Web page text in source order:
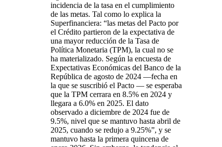
incidencia de la tasa en el cumplimiento
de las metas. Tal como lo explica la
Superfinanciera: “las metas del Pacto por
el Crédito partieron de la expectativa de
una mayor reducción de la Tasa de
Política Monetaria (TPM), la cual no se
ha materializado. Según la encuesta de
Expectativas Económicas del Banco de la
República de agosto de 2024 —fecha en
la que se suscribió el Pacto — se esperaba
que la TPM cerrara en 8.5% en 2024 y
llegara a 6.0% en 2025. El dato
observado a diciembre de 2024 fue de
9.5%, nivel que se mantuvo hasta abril de
2025, cuando se redujo a 9.25%”, y se
mantuvo hasta la primera quincena de